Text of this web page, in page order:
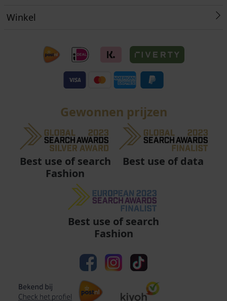
Winkel
Gewonnen prijzen
Best use of search
Fashion
Best use of data
Best use of search
Fashion